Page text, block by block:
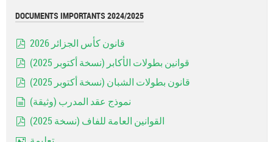
DOCUMENTS IMPORTANTS 2024/2025
قانون كأس الجزائر 2026
قوانين بطولات الأكابر (نسخة أكتوبر 2025)
قانون بطولات الشبان (نسخة أكتوبر 2025)
نموذج عقد المدرب (وثيقة)
القوانين العامة للفاف (نسخة 2025)